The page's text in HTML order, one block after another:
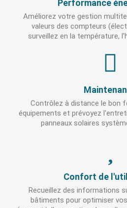
Performance
Améliorez votre gestion
valeurs des compteurs
surveillez en la température,
Contrôlez à distance le bon
équipements et prévoyez
panneaux solaires
Confort de
Recueillez des informations
bâtiments pour optimiser